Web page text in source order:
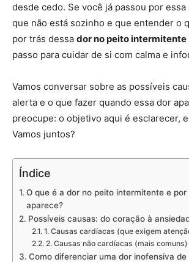
desde cedo. Se você já passou por essa
que não está sozinho e que entender o
por trás dessa dor no peito intermitente
passo para cuidar de si com calma e
Vamos conversar sobre as possíveis
alerta e o que fazer quando essa dor
preocupe: o objetivo aqui é esclarecer,
Vamos juntos?
Índice
O que é a dor no peito intermitente e por
aparece?
Possíveis causas: do coração à
1. Causas cardíacas (que exigem
2. Causas não cardíacas (mais comuns)
Como diferenciar uma dor inofensiva de